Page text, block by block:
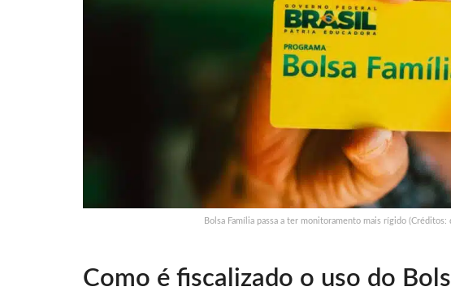
Bolsa Família passa a ter monitoramento mais rígido
Como é fiscalizado o uso do